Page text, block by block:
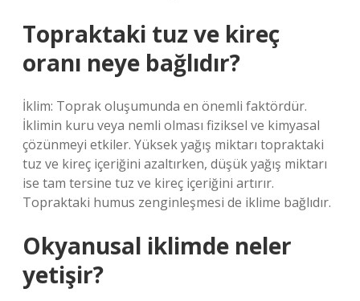
Topraktaki tuz ve kireç
oranı neye bağlıdır?
İklim: Toprak oluşumunda en önemli faktördür.
İklimin kuru veya nemli olması fiziksel ve kimyasal
çözünmeyi etkiler. Yüksek yağış miktarı topraktaki
tuz ve kireç içeriğini azaltırken, düşük yağış miktarı
ise tam tersine tuz ve kireç içeriğini artırır.
Topraktaki humus zenginleşmesi de iklime bağlıdır.
Okyanusal iklimde neler
yetişir?